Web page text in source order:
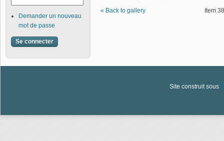
« Back to gallery Item
Demander un nouveau
mot de passe
Site construit sous